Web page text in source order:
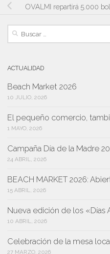
OVALMI repartirá 5.000
Buscar:
ACTUALIDAD
Beach Market 2026
10 JULIO, 2026
El pequeño comercio,
1 MAYO, 2026
Campaña Día de la Madre
24 ABRIL, 2026
BEACH MARKET 2026:
15 ABRIL, 2026
Nueva edición de los «Días
10 ABRIL, 2026
Celebración de la mesa
27 MARZO, 2026